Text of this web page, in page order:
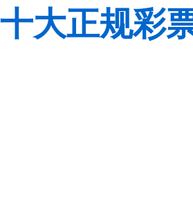
十大正规彩